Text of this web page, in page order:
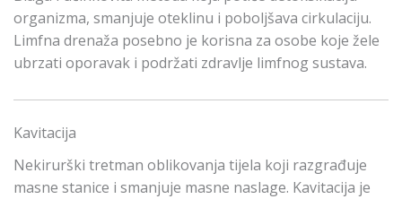
organizma, smanjuje oteklinu i poboljšava cirkulaciju.
Limfna drenaža posebno je korisna za osobe koje žele
ubrzati oporavak i podržati zdravlje limfnog sustava.
Kavitacija
Nekirurški tretman oblikovanja tijela koji razgrađuje
masne stanice i smanjuje masne naslage. Kavitacija je